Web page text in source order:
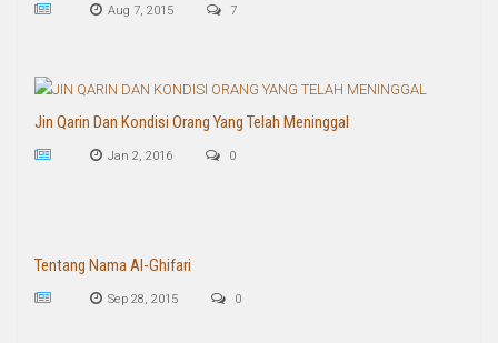
Aug 7, 2015 7
Jin Qarin Dan Kondisi Orang Yang Telah Meninggal
Jan 2, 2016 0
Tentang Nama Al-Ghifari
Sep 28, 2015 0